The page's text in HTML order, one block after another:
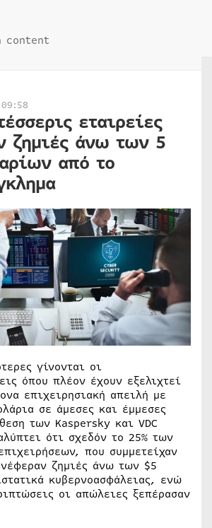
content
εταιρείες
ζημιές άνω των 5
από το
γίνονται οι
όπου πλέον έχουν εξελιχτεί
επιχειρησιακή απειλή με
σε άμεσες και έμμεσες
των Kaspersky και VDC
ότι σχεδόν το 25% των
που συμμετείχαν
ζημιές άνω των $5
κυβερνοασφάλειας, ενώ
οι απώλειες ξεπέρασαν